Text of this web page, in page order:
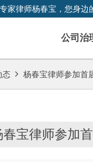
家律师杨春宝，您身边
公司治
态 杨春宝律师参加首
春宝律师参加